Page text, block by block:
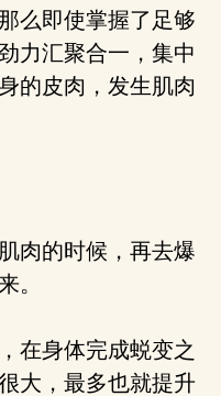
么即使掌握了足够
力汇聚合一，集中
的皮肉，发生肌肉
肉的时候，再去爆
。
在身体完成蜕变之
大，最多也就提升